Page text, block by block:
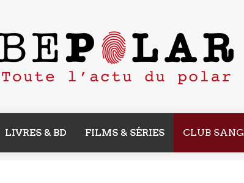
LIVRES & BD FILMS & SÉRIES CLUB SANG